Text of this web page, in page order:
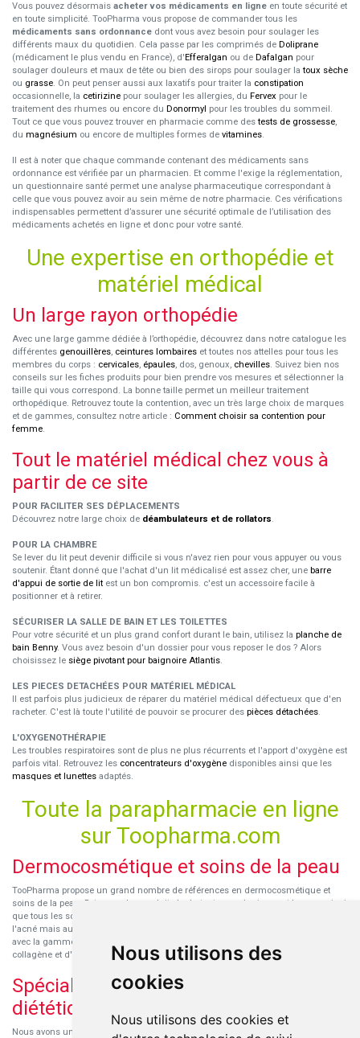
Nous utilisons des
cookies
Nous utilisons des cookies et
Vous pouvez désormais acheter vos médicaments en ligne en toute sécurité et
en toute simplicité. TooPharma vous propose de commander tous les
médicaments sans ordonnance dont vous avez besoin pour soulager les
différents maux du quotidien. Cela passe par les comprimés de Doliprane
(médicament le plus vendu en France), d'Efferalgan ou de Dafalgan pour
soulager douleurs et maux de tête ou bien des sirops pour soulager latoux sèche
ou grasse. On peut penser aussi aux laxatifs pour traiter la constipation
occasionnelle, la cetirizine pour soulager les allergies, du Fervex pour le
traitement des rhumes ou encore du Donormyl pour les troubles du sommeil.
Tout ce que vous pouvez trouver en pharmacie comme destests de grossesse,
du magnésium ou encore de multiples formes de vitamines.
Il est à noter que chaque commande contenant des médicaments sans
ordonnance est vérifiée par un pharmacien. Et comme l'exige la réglementation,
un questionnaire santé permet une analyse pharmaceutique correspondant à
celle que vous pouvez avoir au sein même de notre pharmacie. Ces vérifications
indispensables permettent d’assurer une sécurité optimale de l’utilisation des
médicaments achetés en ligne et donc pour votre santé.
Une expertise en orthopédie et
matériel médical
Un large rayon orthopédie
Avec une large gamme dédiée à l’orthopédie, découvrez dans notre catalogue les
différentes genouillères, ceintures lombaires et toutes nos attelles pour tous les
membres du corps : cervicales, épaules, dos, genoux, chevilles. Suivez bien nos
conseils sur les fiches produits pour bien prendre vos mesures et sélectionner la
taille qui vous correspond. La bonne taille permet un meilleur traitement
orthopédique. Retrouvez toute la contention, avec un très large choix de marques
et de gammes, consultez notre article : Comment choisir sa contention pour
femme.
Tout le matériel médical chez vous à
partir de ce site
POUR FACILITER SES DÉPLACEMENTS
Découvrez notre large choix de déambulateurs et de rollators.
POUR LA CHAMBRE
Se lever du lit peut devenir difficile si vous n'avez rien pour vous appuyer ou vous
soutenir. Étant donné que l'achat d'un lit médicalisé est assez cher, une barre
d'appui de sortie de lit est un bon compromis. c'est un accessoire facile à
positionner et à retirer.
SÉCURISER LA SALLE DE BAIN ET LES TOILETTES
Pour votre sécurité et un plus grand confort durant le bain, utilisez la planche de
bain Benny. Vous avez besoin d'un dossier pour vous reposer le dos ? Alors
choisissez le siège pivotant pour baignoire Atlantis.
LES PIECES DETACHÉES POUR MATÉRIEL MÉDICAL
Il est parfois plus judicieux de réparer du matériel médical défectueux que d'en
racheter. C'est là toute l'utilité de pouvoir se procurer des pièces détachées.
L'OXYGENOTHÉRAPIE
Les troubles respiratoires sont de plus ne plus récurrents et l'apport d'oxygène est
parfois vital. Retrouvez les concentrateurs d'oxygène disponibles ainsi que les
masques et lunettes adaptés.
Toute la parapharmacie en ligne
sur Toopharma.com
Dermocosmétique et soins de la peau
TooPharma propose un grand nombre de références en dermocosmétique et
soins de la peau. Retrouvez les produits hydratants pour le visage et le corps ainsi
que tous les soins pour peaux sensibles ou à tendance atopique, les soins pour
l'acné mais aussi des démaquillants. Découvrez nos nouvelles références SVR
avec la gamme anti-âge pour les peaux encore jeunes
collagène et d'acide hyaluronique.
Spécialisation en micronutrition et
diététique
Nous avons un engouement particulier pour la micronutrition qui permet souvent